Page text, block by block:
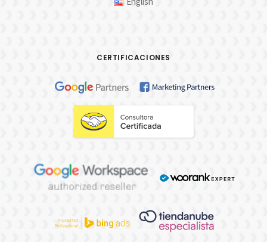
CERTIFICACIONES